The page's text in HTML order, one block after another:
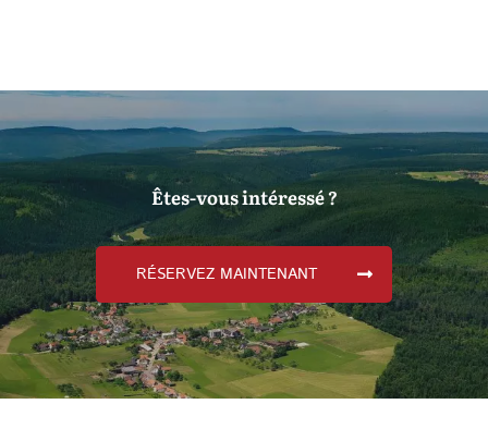
Êtes-vous intéressé ?
RÉSERVEZ MAINTENANT